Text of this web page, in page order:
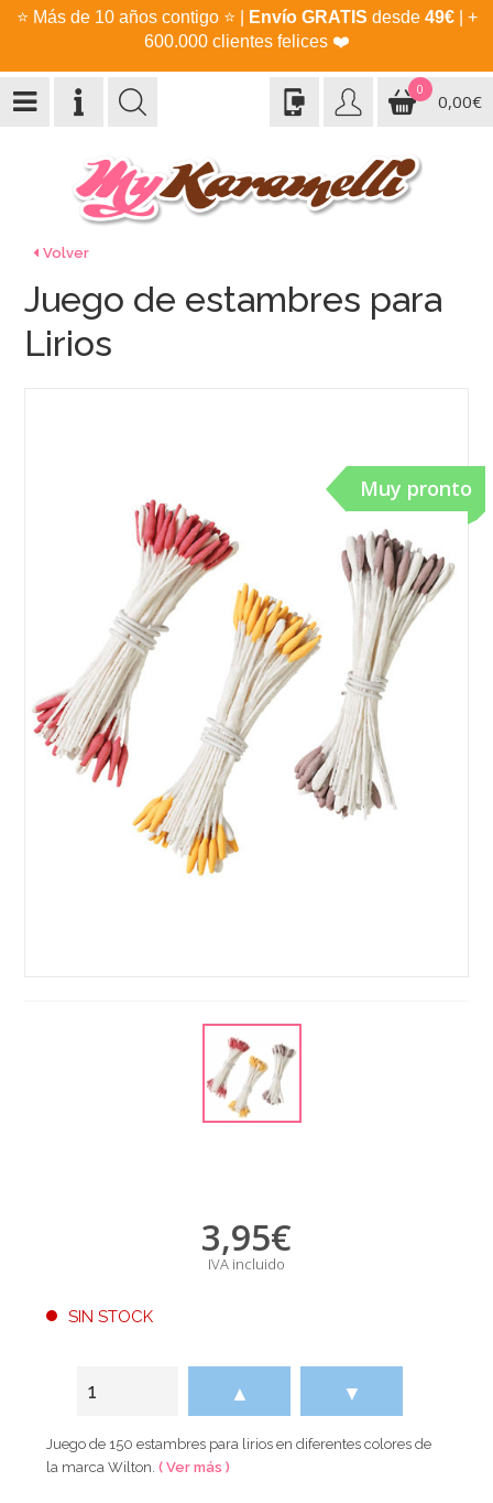
⭐ Más de 10 años contigo ⭐ Envío GRATIS desde 49€| +
600.000 clientes felices ❤️
0
0,00€
Volver
Muy pronto
Juego de estambres para
Lirios
3,95€
IVA incluido
SIN STOCK
▲ ▼
Juego de 150 estambres para lirios en diferentes colores de
la marca Wilton.( Ver más )